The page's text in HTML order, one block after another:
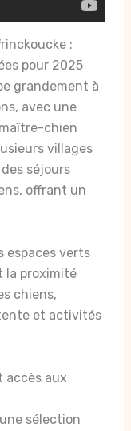
:
pour 2025
grandement à
avec une
chien
villages
séjours
offrant un
espaces verts
la proximité
chiens,
et activités
accès aux
sélection